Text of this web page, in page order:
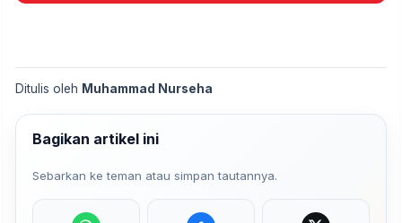
Ditulis oleh Muhammad Nurseha
Bagikan artikel ini
Sebarkan ke teman atau simpan tautannya.